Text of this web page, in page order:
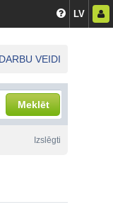
LV
DARBU VEIDI
Meklēt
Izslēgti